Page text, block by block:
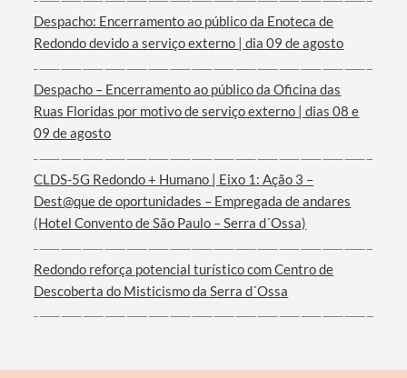
Despacho: Encerramento ao público da Enoteca de
Redondo devido a serviço externo | dia 09 de agosto
Despacho – Encerramento ao público da Oficina das
Ruas Floridas por motivo de serviço externo | dias 08 e
09 de agosto
CLDS-5G Redondo + Humano | Eixo 1: Ação 3 –
Dest@que de oportunidades – Empregada de andares
(Hotel Convento de São Paulo – Serra d´Ossa)
Redondo reforça potencial turístico com Centro de
Descoberta do Misticismo da Serra d´Ossa